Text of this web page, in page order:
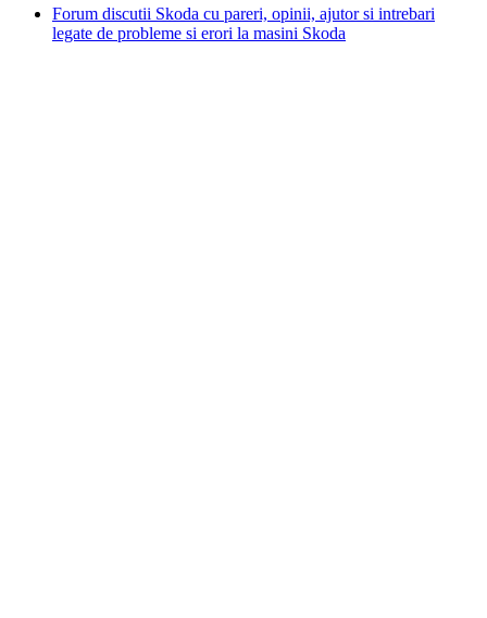
Forum discutii Skoda cu pareri, opinii, ajutor si intrebari
legate de probleme si erori la masini Skoda